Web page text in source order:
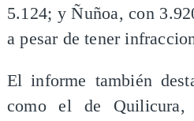
5.124; y Ñuñoa, con
a pesar de tener
El informe también
como el de Quilicura,